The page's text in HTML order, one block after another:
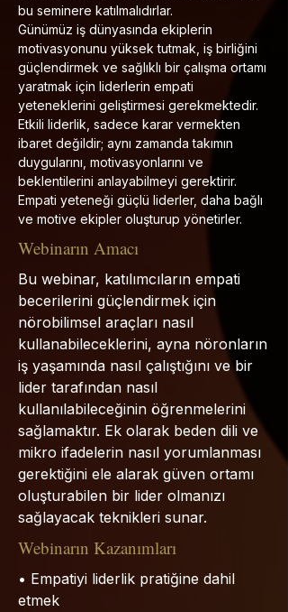
bu seminere katılmalıdırlar.
Günümüz iş dünyasında ekiplerin
motivasyonunu yüksek tutmak, iş birliğini
güçlendirmek ve sağlıklı bir çalışma ortamı
yaratmak için liderlerin empati
yeteneklerini geliştirmesi gerekmektedir.
Etkili liderlik, sadece karar vermekten
ibaret değildir; aynı zamanda takımın
duygularını, motivasyonlarını ve
beklentilerini anlayabilmeyi gerektirir.
Empati yeteneği güçlü liderler, daha bağlı
ve motive ekipler oluşturup yönetirler.
Webinarın Amacı
Bu webinar, katılımcıların empati
becerilerini güçlendirmek için
nörobilimsel araçları nasıl
kullanabileceklerini, ayna nöronların
iş yaşamında nasıl çalıştığını ve bir
lider tarafından nasıl
kullanılabileceğinin öğrenmelerini
sağlamaktır. Ek olarak beden dili ve
mikro ifadelerin nasıl yorumlanması
gerektiğini ele alarak güven ortamı
oluşturabilen bir lider olmanızı
sağlayacak teknikleri sunar.
Webinarın Kazanımları
• Empatiyi liderlik pratiğine dahil
etmek